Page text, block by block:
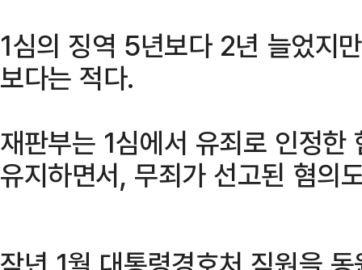
1심의 징역 5년보다 2년 늘었지
보다는 적다.
재판부는 1심에서 유죄로 인정
유지하면서, 무죄가 선고된 혐의